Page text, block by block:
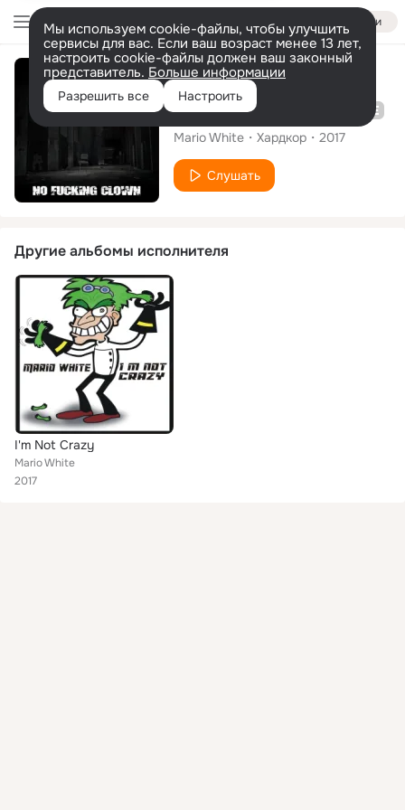
Войти
Мы используем cookie-файлы, чтобы улучшить
сервисы для вас. Если ваш возраст менее 13 лет,
настроить cookie-файлы должен ваш законный
представитель. Больше информации
Разрешить все Настроить
Альбом
No Fucking Clown
Mario White Хардкор 2017
Слушать
Другие альбомы исполнителя
I'm Not Crazy
Mario White
2017